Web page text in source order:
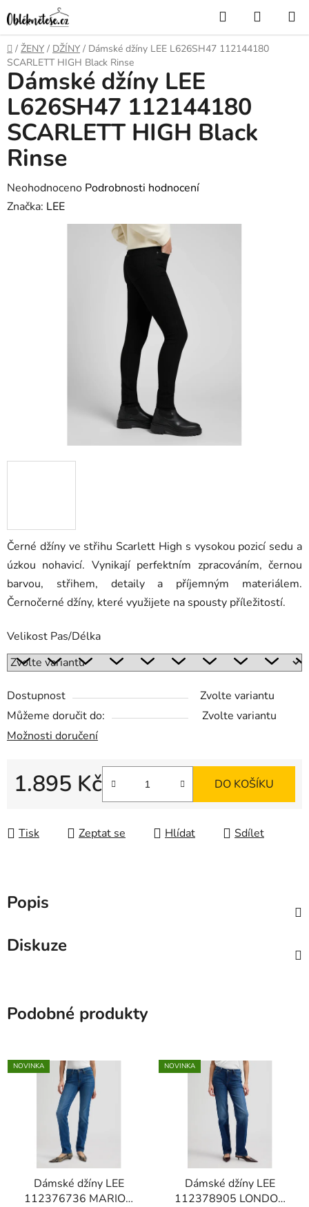
na
obsah
Hledat
KOŠÍK
Domů
/ ŽENY / DŽÍNY / Dámské džíny LEE L626SH47 112144180
SCARLETT HIGH Black Rinse
Černé džíny ve střihu Scarlett High s vysokou pozicí sedu a
úzkou nohavicí. Vynikají perfektním zpracováním, černou
barvou, střihem, detaily a příjemným materiálem.
Černočerné džíny, které využijete na spousty příležitostí.
Velikost Pas/Délka
Dostupnost
Zvolte variantu
Můžeme doručit do:
Zvolte variantu
Možnosti doručení
1.895 Kč DO KOŠÍKU
Tisk Zeptat se Hlídat Sdílet
Dámské džíny LEE
L626SH47 112144180
SCARLETT HIGH Black
Rinse
Průměrné
hodnocení
Neohodnoceno Podrobnosti hodnocení
Značka: LEE
Popis
Diskuze
Podobné produkty
NOVINKA
Dámské džíny LEE
112376736 MARION
NOVINKA
Dámské džíny LEE
112378905 LONDON